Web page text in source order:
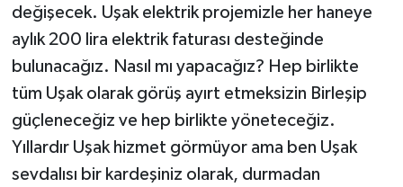
değişecek. Uşak elektrik projemizle her haneye
aylık 200 lira elektrik faturası desteğinde
bulunacağız. Nasıl mı yapacağız? Hep birlikte
tüm Uşak olarak görüş ayırt etmeksizin Birleşip
güçleneceğiz ve hep birlikte yöneteceğiz.
Yıllardır Uşak hizmet görmüyor ama ben Uşak
sevdalısı bir kardeşiniz olarak, durmadan